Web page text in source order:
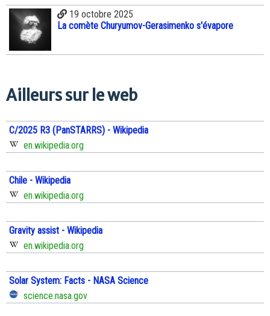
19 octobre 2025
La comète Churyumov-Gerasimenko s'évapore
Ailleurs sur le web
C/2025 R3 (PanSTARRS) - Wikipedia
en.wikipedia.org
Chile - Wikipedia
en.wikipedia.org
Gravity assist - Wikipedia
en.wikipedia.org
Solar System: Facts - NASA Science
science.nasa.gov